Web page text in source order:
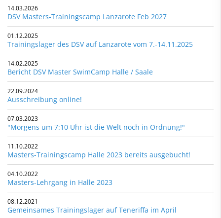
14.03.2026
DSV Masters-Trainingscamp Lanzarote Feb 2027
01.12.2025
Trainingslager des DSV auf Lanzarote vom 7.-14.11.2025
14.02.2025
Bericht DSV Master SwimCamp Halle / Saale
22.09.2024
Ausschreibung online!
07.03.2023
"Morgens um 7:10 Uhr ist die Welt noch in Ordnung!"
11.10.2022
Masters-Trainingscamp Halle 2023 bereits ausgebucht!
04.10.2022
Masters-Lehrgang in Halle 2023
08.12.2021
Gemeinsames Trainingslager auf Teneriffa im April